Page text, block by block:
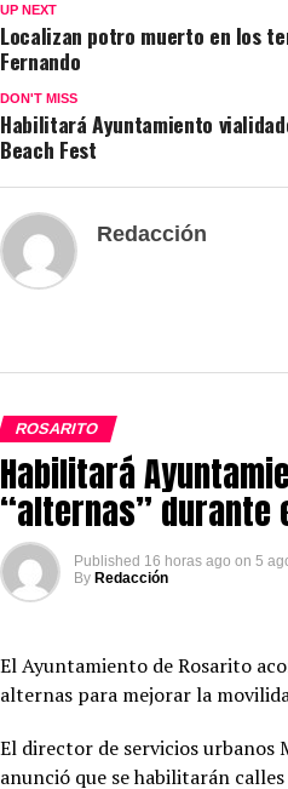
UP NEXT
Localizan potro muerto en los
Fernando
DON'T MISS
Habilitará Ayuntamiento
Beach Fest
Redacción
ROSARITO
Habilitará
“alternas” durante
Published 16 horas ago on 5
By Redacción
El Ayuntamiento de Rosarito
alternas para mejorar la
El director de servicios urbanos
anunció que se habilitarán